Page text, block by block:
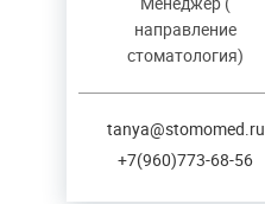
направление
стоматология)
tanya@stomomed.ru
+7(960)773-68-56